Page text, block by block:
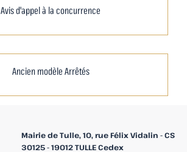
Avis d'appel à la concurrence
Ancien modèle Arrêtés
Mairie de Tulle, 10, rue Félix Vidalin - CS
30125 - 19012 TULLE Cedex